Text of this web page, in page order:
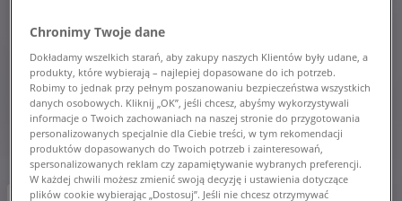
-10% za min. 350 zł kod: LUCK
Chronimy Twoje dane
Dokładamy wszelkich starań, aby zakupy naszych Klientów były udane, a
produkty, które wybierają – najlepiej dopasowane do ich potrzeb.
Robimy to jednak przy pełnym poszanowaniu bezpieczeństwa wszystkich
danych osobowych. Kliknij „OK”, jeśli chcesz, abyśmy wykorzystywali
informacje o Twoich zachowaniach na naszej stronie do przygotowania
personalizowanych specjalnie dla Ciebie treści, w tym rekomendacji
produktów dopasowanych do Twoich potrzeb i zainteresowań,
spersonalizowanych reklam czy zapamiętywanie wybranych preferencji.
W każdej chwili możesz zmienić swoją decyzję i ustawienia dotyczące
plików cookie wybierając „Dostosuj”. Jeśli nie chcesz otrzymywać